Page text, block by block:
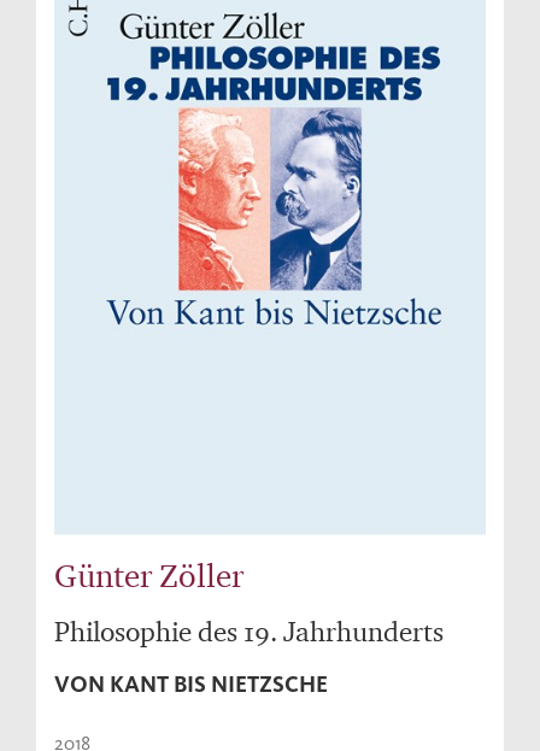
Günter Zöller
Philosophie des 19. Jahrhunderts
VON KANT BIS NIETZSCHE
2018